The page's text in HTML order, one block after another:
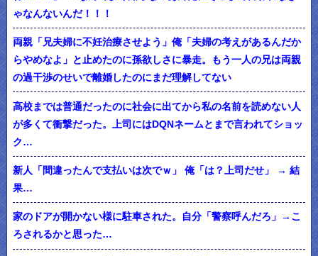
ゃなんないんだ！！！
両親「兄夫婦に不妊治療させよう」俺「夫婦の考えがあるんだか
らやめなよ」と止めたのに孫欲しさに暴走。もう一人の兄は両親
の過干渉のせいで離婚したのにまだ理解してない
高校までは普通だったのに社会に出てから私の名前を読めない人
が多くて衝撃だった。上司にはDQNネームとまで言われてショッ
ク…
新人「間違ったんで支払いは次でｗ」 俺「は？上司だせ」 → 結
果…
家のドアが開かない様に駐車された。自分「警察呼んだろ」→こ
ろされるかと思った…